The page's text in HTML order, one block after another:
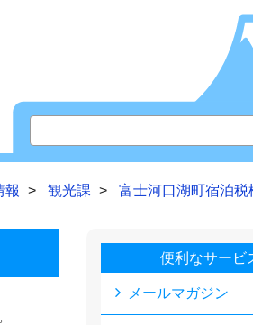
報 観光課 富士河口湖町宿泊税
便利なサービ
メールマガジン